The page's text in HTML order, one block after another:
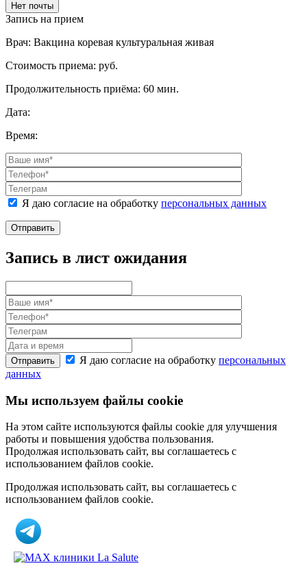
Нет почты
Запись на прием
Врач: Вакцина коревая культуральная живая
Стоимость приема: руб.
Продолжительность приёма: 60 мин.
Дата:
Время:
Я даю согласие на обработку персональных данных
Отправить
Запись в лист ожидания
Отправить Я даю согласие на обработку персональных
данных
Мы используем файлы cookie
На этом сайте используются файлы cookie для улучшения
работы и повышения удобства пользования.
Продолжая использовать сайт, вы соглашаетесь с
использованием файлов cookie.
Продолжая использовать сайт, вы соглашаетесь с
использованием файлов cookie.